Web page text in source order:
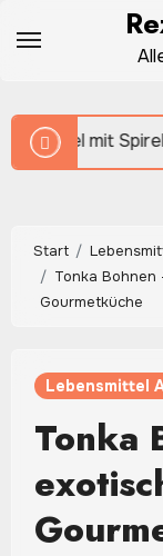
Inhalt
So
Start
Tonka Bohnen
Gourmetküche
Lebensmittel
Tonka